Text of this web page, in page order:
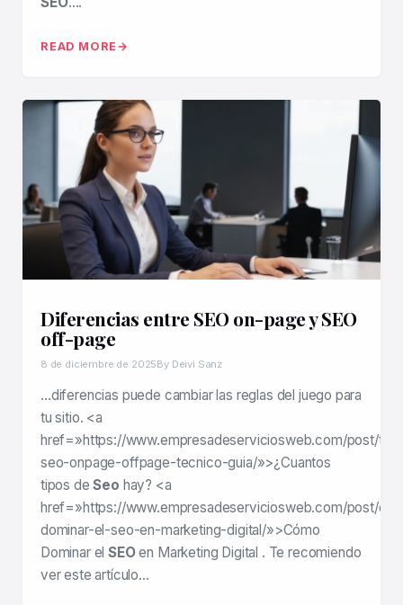
READ MORE
Diferencias entre SEO on-page y SEO
off-page
8 de diciembre de 2025By Deivi Sanz
…diferencias puede cambiar las reglas del juego para
tu sitio. <a
href=»https://www.empresadeserviciosweb.com/post/
seo-onpage-offpage-tecnico-guia/»>¿Cuantos
tipos deSeo hay? <a
href=»https://www.empresadeserviciosweb.com/post/
dominar-el-seo-en-marketing-digital/»>Cómo
Dominar elSEOen Marketing Digital . Te recomiendo
ver este artículo…